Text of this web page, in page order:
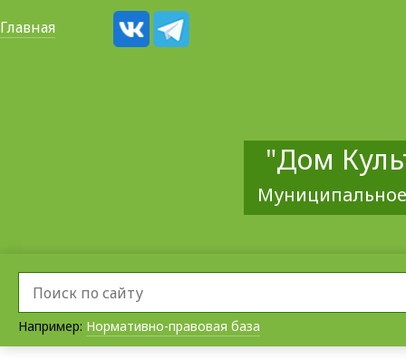
Главная
"Дом
Например: Нормативно-правовая база